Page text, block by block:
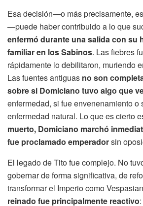
Esa decisión—o más precisamente,
—puede haber contribuido a lo que
enfermó durante una salida con su
familiar en los Sabinos. Las fiebres
rápidamente lo debilitaron, muriendo
Las fuentes antiguas no son
sobre si Domiciano tuvo algo que
enfermedad, si fue envenenamiento o
enfermedad natural. Lo que es cierto
muerto, Domiciano marchó
fue proclamado emperadorsin
El legado de Tito fue complejo. No
gobernar de forma significativa, de
transformar el Imperio como
reinado fue principalmente reactivo